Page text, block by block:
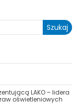
Szukaj
LAKO – lidera
oświetleniowych